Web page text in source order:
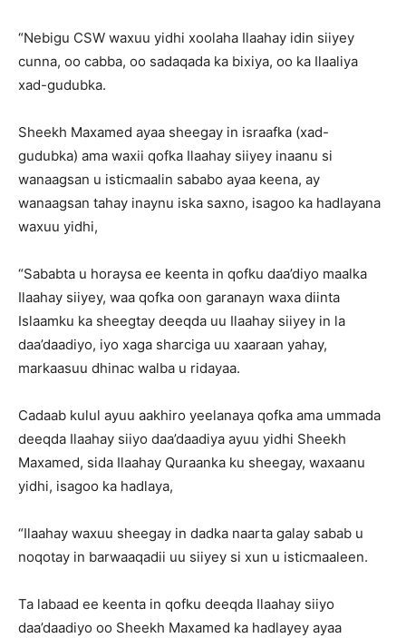
“Nebigu CSW waxuu yidhi xoolaha Ilaahay idin siiyey
cunna, oo cabba, oo sadaqada ka bixiya, oo ka Ilaaliya
xad-gudubka.
Sheekh Maxamed ayaa sheegay in israafka (xad-
gudubka) ama waxii qofka Ilaahay siiyey inaanu si
wanaagsan u isticmaalin sababo ayaa keena, ay
wanaagsan tahay inaynu iska saxno, isagoo ka hadlayana
waxuu yidhi,
“Sababta u horaysa ee keenta in qofku daa’diyo maalka
Ilaahay siiyey, waa qofka oon garanayn waxa diinta
Islaamku ka sheegtay deeqda uu Ilaahay siiyey in la
daa’daadiyo, iyo xaga sharciga uu xaaraan yahay,
markaasuu dhinac walba u ridayaa.
Cadaab kulul ayuu aakhiro yeelanaya qofka ama ummada
deeqda Ilaahay siiyo daa’daadiya ayuu yidhi Sheekh
Maxamed, sida Ilaahay Quraanka ku sheegay, waxaanu
yidhi, isagoo ka hadlaya,
“Ilaahay waxuu sheegay in dadka naarta galay sabab u
noqotay in barwaaqadii uu siiyey si xun u isticmaaleen.
Ta labaad ee keenta in qofku deeqda Ilaahay siiyo
daa’daadiyo oo Sheekh Maxamed ka hadlayey ayaa